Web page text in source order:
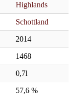
Highlands
Schottland
2014
1468
0,7l
57,6 %